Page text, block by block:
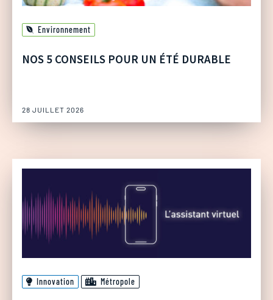
Environnement
NOS 5 CONSEILS POUR UN ÉTÉ DURABLE
28 JUILLET 2026
Innovation Métropole